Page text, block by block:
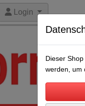
Login
Dieser
werden, um